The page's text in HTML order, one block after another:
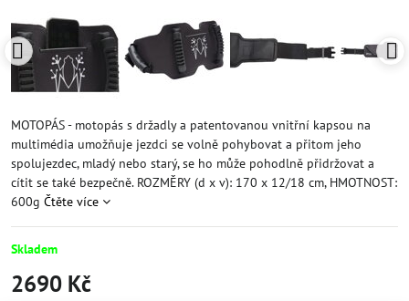
MOTOPÁS - motopás s držadly a patentovanou vnitřní kapsou na
multimédia umožňuje jezdci se volně pohybovat a přitom jeho
spolujezdec, mladý nebo starý, se ho může pohodlně přidržovat a
cítit se také bezpečně. ROZMĚRY (d x v): 170 x 12/18 cm, HMOTNOST:
600g Čtěte více
Skladem
2690 Kč